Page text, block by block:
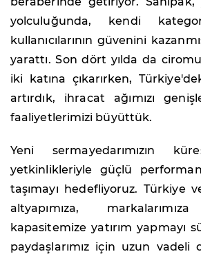
yolculuğunda, kendi
kullanıcılarının güvenini
yarattı. Son dört yılda da
iki katına çıkarırken,
artırdık, ihracat ağımızı
faaliyetlerimizi büyüttük.
Yeni sermayedarımızın
yetkinlikleriyle güçlü
taşımayı hedefliyoruz. Türkiye
altyapımıza,
kapasitemize yatırım yapmayı
paydaşlarımız için uzun vadeli